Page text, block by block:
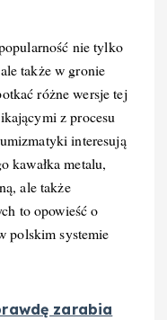
nie tylko
także w gronie
różne wersje tej
z procesu
interesują
kawałka metalu,
ale także
to opowieść o
polskim systemie
zarabia